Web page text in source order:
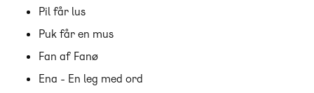
Pil får lus
Puk får en mus
Fan af Fanø
Ena - En leg med ord